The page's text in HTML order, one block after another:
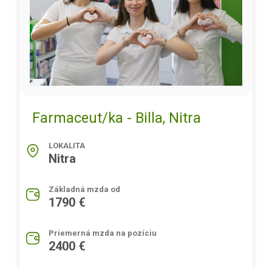
Farmaceut/ka - Billa, Nitra
LOKALITA
Nitra
Základná mzda od
1790 €
Priemerná mzda na pozíciu
2400 €